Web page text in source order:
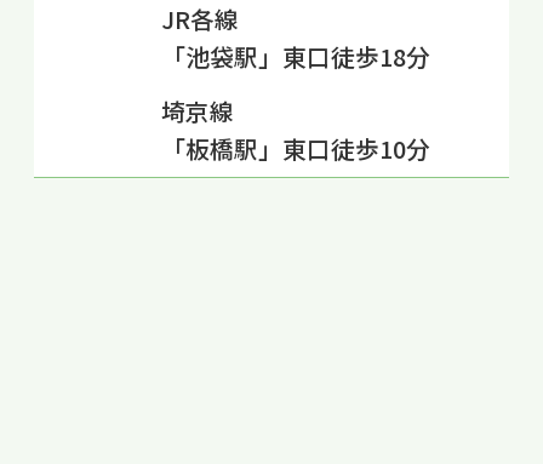
JR各線
「池袋駅」東口徒歩18分
埼京線
「板橋駅」東口徒歩10分